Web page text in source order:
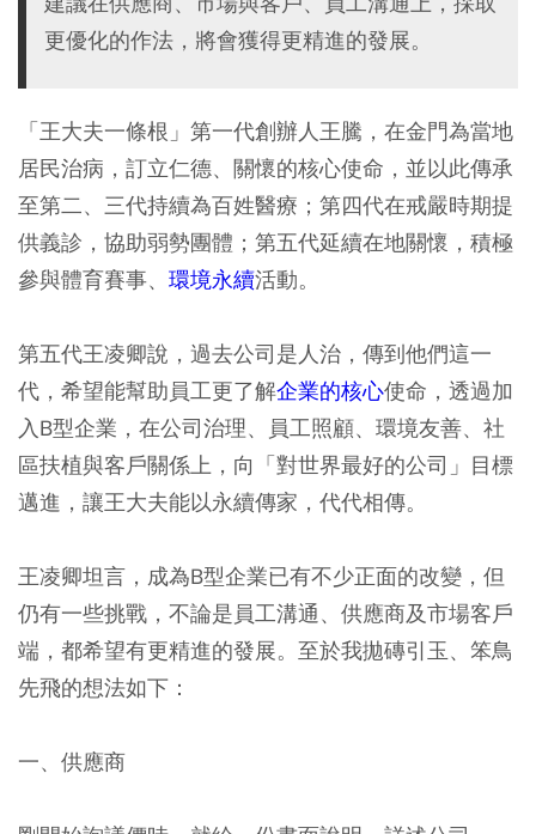
更優化的作法，將會獲得更精進的發展。
「王大夫一條根」第一代創辦人王騰，在金門為當地
居民治病，訂立仁德、關懷的核心使命，並以此傳承
至第二、三代持續為百姓醫療；第四代在戒嚴時期提
供義診，協助弱勢團體；第五代延續在地關懷，積極
參與體育賽事、 環境永續活動。
第五代王凌卿說，過去公司是人治，傳到他們這一
代，希望能幫助員工更了解企業的核心使命，透過加
入B型企業，在公司治理、員工照顧、環境友善、社
區扶植與客戶關係上，向「對世界最好的公司」目標
邁進，讓王大夫能以永續傳家，代代相傳。
王凌卿坦言，成為B型企業已有不少正面的改變，但
仍有一些挑戰，不論是員工溝通、供應商及市場客戶
端，都希望有更精進的發展。至於我拋磚引玉、笨鳥
先飛的想法如下：
一、供應商